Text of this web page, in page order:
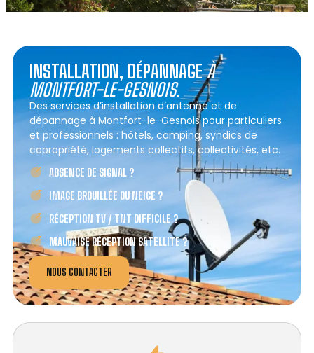
INSTALLATION, DÉPANNAGEÀ
MONTFORT-LE-GESNOIS.
Des services d’installation d’antenne et de
dépannage à Montfort-le-Gesnois pour particuliers
et professionnels : hôtels, camping, syndics de
copropriété, logements collectifs, collectivités, etc.
ABSENCE DE SIGNAL ?
IMAGE BROUILLÉE OU NEIGE ?
RÉCEPTION TV / TNT DIFFICILE ?
MAUVAISE RÉCEPTION SATELLITE ?
NOUS CONTACTER